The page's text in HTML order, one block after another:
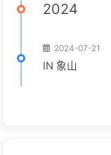
2024
2024-07-21
IN 象山